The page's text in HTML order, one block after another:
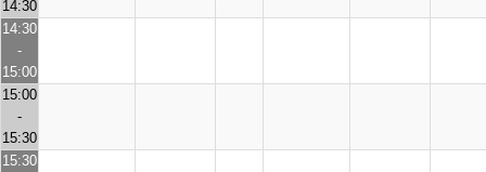
14:30
14:30
-
15:00
15:00
-
15:30
15:30